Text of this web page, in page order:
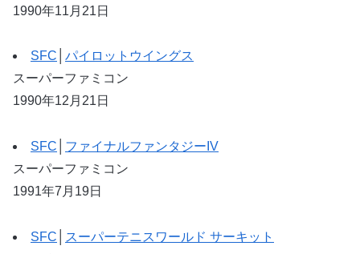
1990年11月21日
SFC
パイロットウイングス
スーパーファミコン
1990年12月21日
SFC
ファイナルファンタジーIV
スーパーファミコン
1991年7月19日
SFC
スーパーテニスワールド サーキット